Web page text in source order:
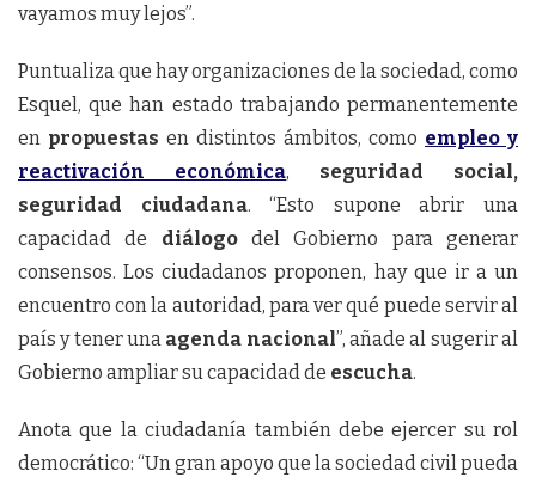
vayamos muy lejos”.
Puntualiza que hay organizaciones de la sociedad, como
Esquel, que han estado trabajando permanentemente
en propuestas en distintos ámbitos, como empleo y
reactivación económica, seguridad social,
seguridad ciudadana. “Esto supone abrir una
capacidad de diálogodel Gobierno para generar
consensos. Los ciudadanos proponen, hay que ir a un
encuentro con la autoridad, para ver qué puede servir al
país y tener una agenda nacional”, añade al sugerir al
Gobierno ampliar su capacidad de escucha.
Anota que la ciudadanía también debe ejercer su rol
democrático: “Un gran apoyo que la sociedad civil pueda